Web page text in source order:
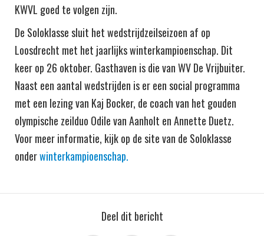
KWVL goed te volgen zijn.
De Soloklasse sluit het wedstrijdzeilseizoen af op
Loosdrecht met het jaarlijks winterkampioenschap. Dit
keer op 26 oktober. Gasthaven is die van WV De Vrijbuiter.
Naast een aantal wedstrijden is er een social programma
met een lezing van Kaj Bocker, de coach van het gouden
olympische zeilduo Odile van Aanholt en Annette Duetz.
Voor meer informatie, kijk op de site van de Soloklasse
onderwinterkampioenschap.
Deel dit bericht